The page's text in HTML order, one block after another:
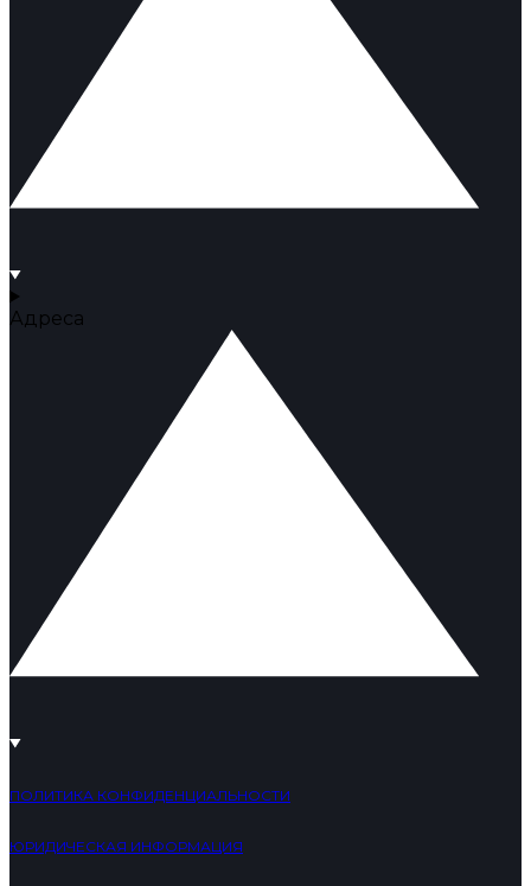
Адреса
ПОЛИТИКА КОНФИДЕНЦИАЛЬНОСТИ
ЮРИДИЧЕСКАЯ ИНФОРМАЦИЯ